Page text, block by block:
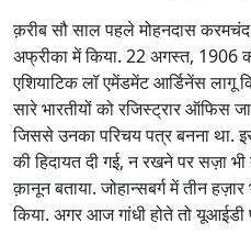
क़रीब सौ साल पहले मोहनदास करमचंद
अफ्रीका में किया. 22 अगस्त, 1906
एशियाटिक लॉ एमेंडमेंट आर्डिनेंस
सारे भारतीयों को रजिस्ट्रार ऑफिस
जिससे उनका परिचय पत्र बनना था.
की हिदायत दी गई, न रखने पर सज़ा
क़ानून बताया. जोहान्सबर्ग में तीन
किया. अगर आज गांधी होते तो